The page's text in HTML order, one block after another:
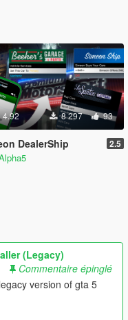
4.92 8 297 93
DealerShip 2.5
(Legacy)
Commentaire épinglé
version of gta 5